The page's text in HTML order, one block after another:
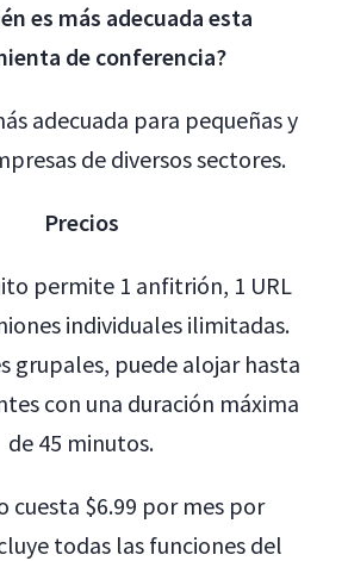
es más adecuada esta
de conferencia?
adecuada para pequeñas y
de diversos sectores.
Precios
permite 1 anfitrión, 1 URL
individuales ilimitadas.
grupales, puede alojar hasta
con una duración máxima
de 45 minutos.
cuesta $6.99 por mes por
todas las funciones del